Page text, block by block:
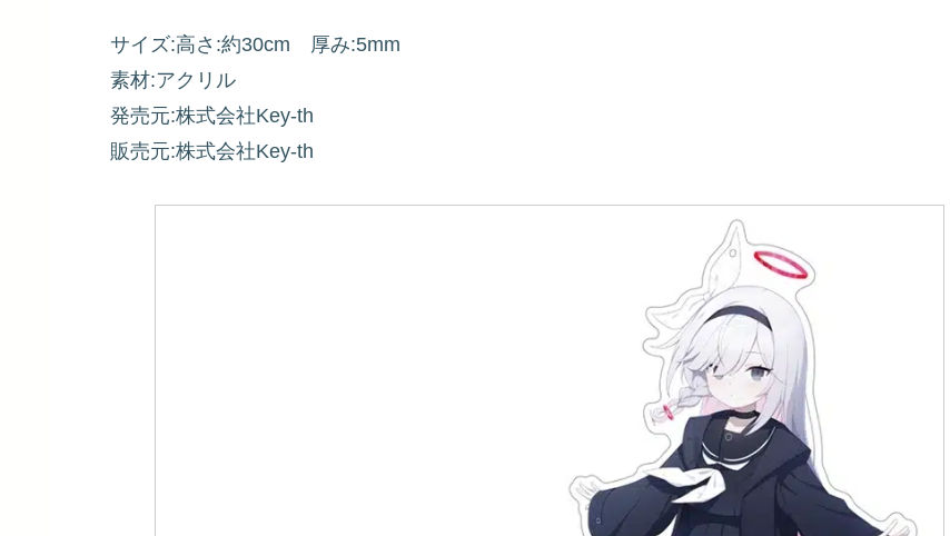
サイズ:高さ:約30cm 厚み:5mm
素材:アクリル
発売元:株式会社Key-th
販売元:株式会社Key-th